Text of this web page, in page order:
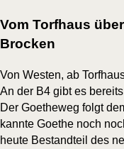
Vom Torfhaus
Brocken
Von Wes­ten, ab
An der B4 gibt es
Der Goe­the­weg folgt
kann­te Goe­the noch
heu­te Bestand­teil des